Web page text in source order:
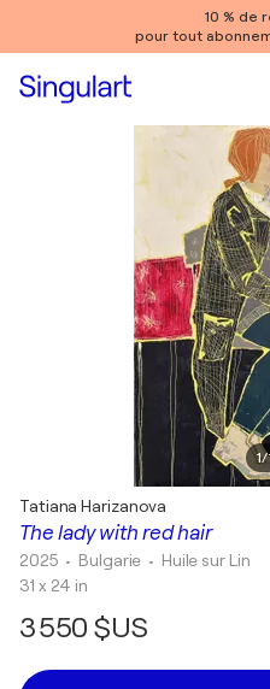
10 % de
pour tout
1/
The lady with red hair
Tatiana Harizanova
2025 • Bulgarie • Huile sur Lin
31 x 24 in
3 550 $US